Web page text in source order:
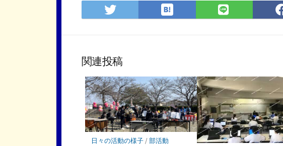
Twitter
で
ア
は
て
マ
ー
ク
に
保
LINE
で
関連投稿
日々の活動の様子/部活動